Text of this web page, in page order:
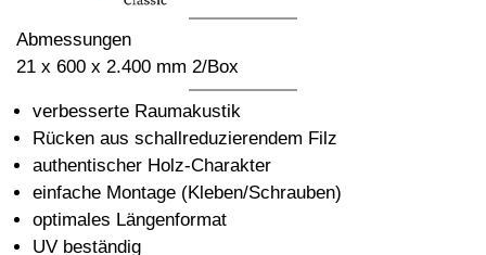
Abmessungen
21 x 600 x 2.400 mm 2/Box
verbesserte Raumakustik
Rücken aus schallreduzierendem Filz
authentischer Holz-Charakter
einfache Montage (Kleben/Schrauben)
optimales Längenformat
UV beständig